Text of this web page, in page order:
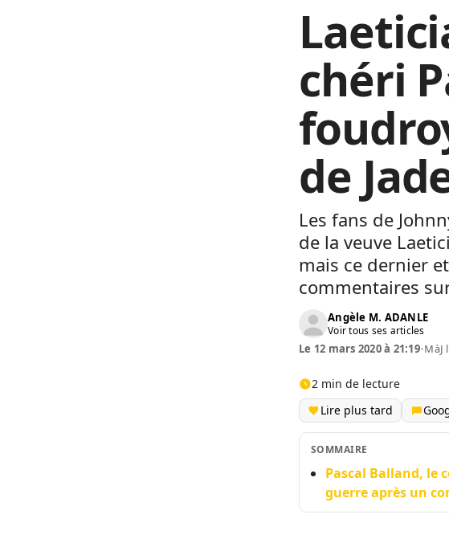
chéri
de
Les fans de
de la veuve
mais ce dernier
commentaires
Angèle M. ADANLE
Voir tous ses articles
Le 12 mars 2020 à 21:19•MàJ
2 min de lecture
Lire plus tard
SOMMAIRE
Pascal Balland, le
guerre après un